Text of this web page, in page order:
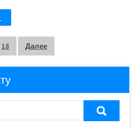
18 Далее